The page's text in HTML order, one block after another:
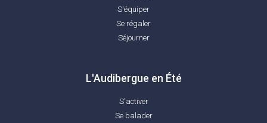
S'équiper
Se régaler
Séjourner
L'Audibergue en Été
S'activer
Se balader